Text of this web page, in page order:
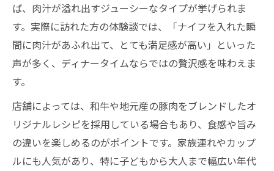
ば、肉汁が溢れ出すジューシーなタイプが挙げられま
す。実際に訪れた方の体験談では、「ナイフを入れた瞬
間に肉汁があふれ出て、とても満足感が高い」といった
声が多く、ディナータイムならではの贅沢感を味わえま
す。
店舗によっては、和牛や地元産の豚肉をブレンドしたオ
リジナルレシピを採用している場合もあり、食感や旨み
の違いを楽しめるのがポイントです。家族連れやカップ
ルにも人気があり、特に子どもから大人まで幅広い年代